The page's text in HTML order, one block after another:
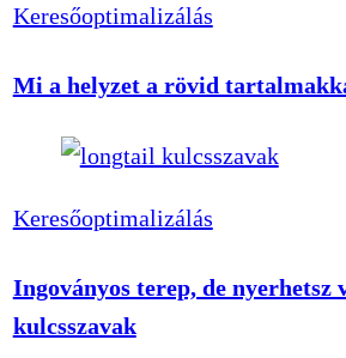
Keresőoptimalizálás
Mi a helyzet a rövid
Keresőoptimalizálás
Ingoványos terep, de nyerhetsz
kulcsszavak